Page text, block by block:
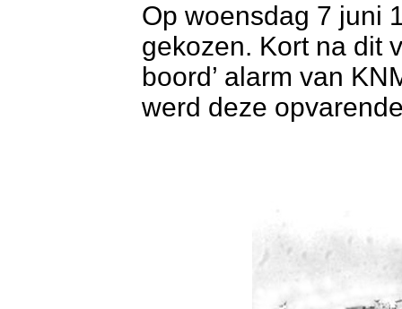
Op woensdag 7 juni
gekozen. Kort na dit
boord’ alarm van
werd deze